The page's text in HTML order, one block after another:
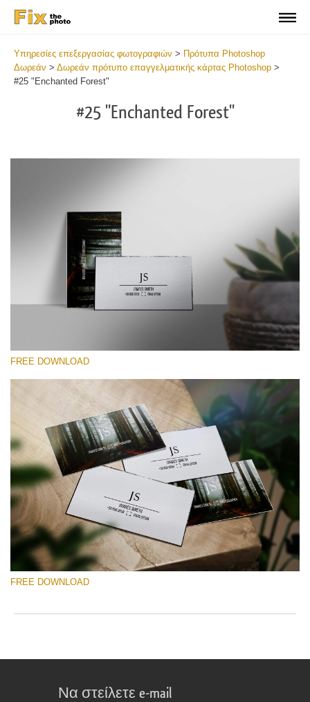
Υπηρεσίες επεξεργασίας φωτογραφιών > Πρότυπα Photoshop
Δωρεάν > Δωρεάν πρότυπο επαγγελματικής κάρτας Photoshop >
#25 "Enchanted Forest"
#25 "Enchanted Forest"
Please select
Free Template #25
Senior Price List
Free download
FREE DOWNLOAD
FREE DOWNLOAD
Να στείλετε e-mail